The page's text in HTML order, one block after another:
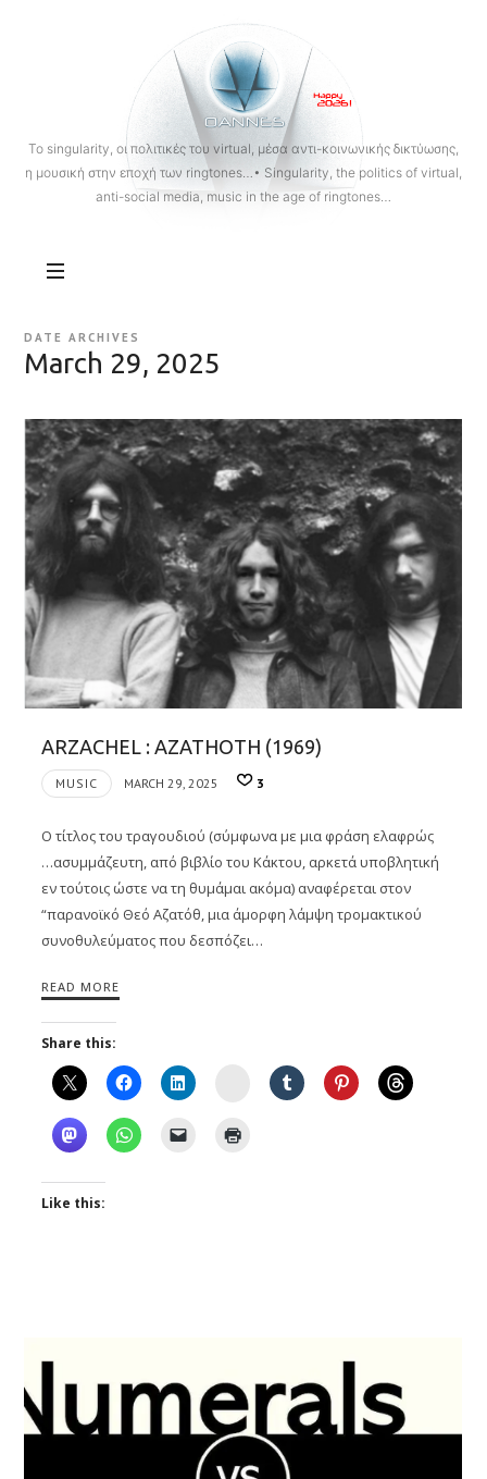
OANNES
To singularity, οι πολιτικές του virtual, μέσα αντι-κοινωνικής δικτύωσης,
η μουσική στην εποχή των ringtones…• Singularity, the politics of virtual,
anti-social media, music in the age of ringtones…
DATE ARCHIVES
March 29, 2025
ARZACHEL : AZATHOTH (1969)
MUSIC MARCH 29, 2025 3
Ο τίτλος του τραγουδιού (σύμφωνα με μια φράση ελαφρώς
…ασυμμάζευτη, από βιβλίο του Κάκτου, αρκετά υποβλητική
εν τούτοις ώστε να τη θυμάμαι ακόμα) αναφέρεται στον
“παρανοϊκό Θεό Αζατόθ, μια άμορφη λάμψη τρομακτικού
συνοθυλεύματος που δεσπόζει…
READ MORE
Share this:
Instagram
Like this: